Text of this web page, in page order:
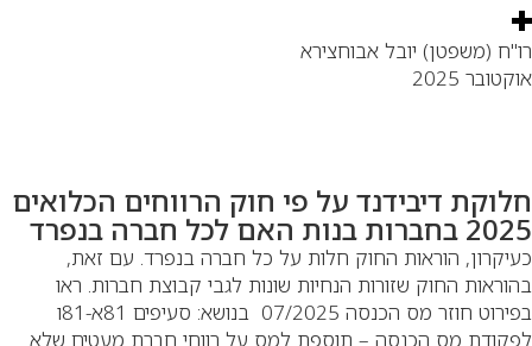
(משפטן) יובל אבוחצירא
2025
דיבידנד על פי חוק הרווחים הכלואים
בנות האם לכל חברה בנפרד
הוראות החוק חלות על כל חברה בנפרד. עם זאת,
החוק שזורות הנחיות שונות לגבי קבוצת חברות. ראו
בפירוט חוזר מס הכנסה 07/2025 בנושא: סעיפים 81א-81ו
מס הכנסה – תוספת למס על רווחי חברת מעטים שלא